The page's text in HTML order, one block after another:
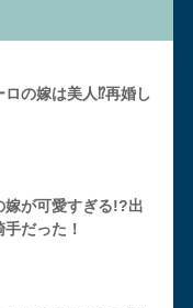
ロの嫁は美人⁉︎再婚し
嫁が可愛すぎる!?出
だった！